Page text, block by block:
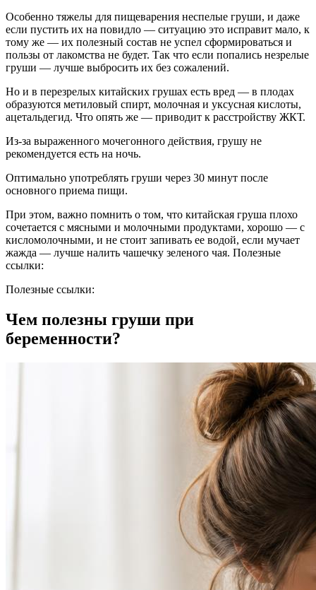
Особенно тяжелы для пищеварения неспелые груши, и даже
если пустить их на повидло — ситуацию это исправит мало, к
тому же — их полезный состав не успел сформироваться и
пользы от лакомства не будет. Так что если попались незрелые
груши — лучше выбросить их без сожалений.
Но и в перезрелых китайских грушах есть вред — в плодах
образуются метиловый спирт, молочная и уксусная кислоты,
ацетальдегид. Что опять же — приводит к расстройству ЖКТ.
Из-за выраженного мочегонного действия, грушу не
рекомендуется есть на ночь.
Оптимально употреблять груши через 30 минут после
основного приема пищи.
При этом, важно помнить о том, что китайская груша плохо
сочетается с мясными и молочными продуктами, хорошо — с
кисломолочными, и не стоит запивать ее водой, если мучает
жажда — лучше налить чашечку зеленого чая. Полезные
ссылки:
Полезные ссылки:
Чем полезны груши при
беременности?